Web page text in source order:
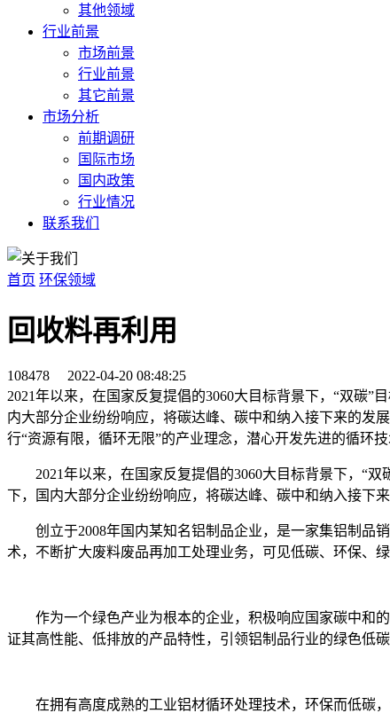
其他领域
行业前景
市场前景
行业前景
其它前景
市场分析
前期调研
国际市场
国内政策
行业情况
联系我们
首页 环保领域
回收料再利用
108478 2022-04-20 08:48:25
2021年以来，在国家反复提倡的3060大目标背景下，“双碳”
内大部分企业纷纷响应，将碳达峰、碳中和纳入接下来的发
行“资源有限，循环无限”的产业理念，潜心开发先进的循环
2021年以来，在国家反复提倡的3060大目标背景下，“
下，国内大部分企业纷纷响应，将碳达峰、碳中和纳入接下来
创立于2008年国内某知名铝制品企业，是一家集铝制品
术，不断扩大废料废品再加工处理业务，可见低碳、环保、
作为一个绿色产业为根本的企业，积极响应国家碳中和
证其高性能、低排放的产品特性，引领铝制品行业的绿色低
在拥有高度成熟的工业铝材循环处理技术，环保而低碳